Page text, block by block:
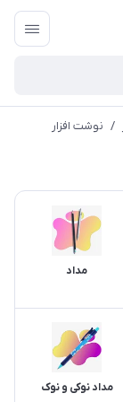
/ نوشت افزار
مداد
مداد نوکی و نوک